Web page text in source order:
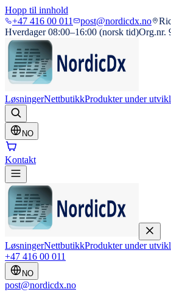
Hopp til innhold
+47 416 00 011
post@nordicdx.no
Hverdager 08:00–16:00 (norsk tid)Org.nr.
LøsningerNettbutikkProdukter under
NO
Kontakt
LøsningerNettbutikkProdukter under
+47 416 00 011
NO
post@nordicdx.no